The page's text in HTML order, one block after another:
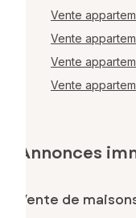
Vente
Vente
Vente
Vente
Annonces
Vente de